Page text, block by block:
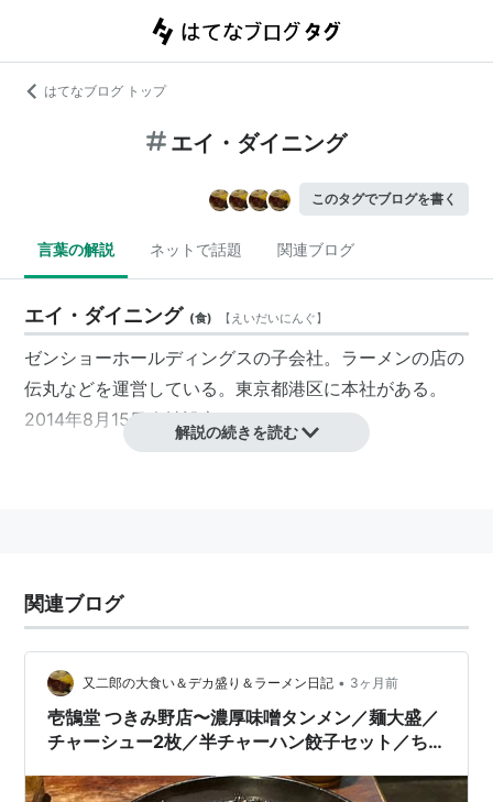
はてなブログ トップ
エイ・ダイニング
このタグでブログを書く
言葉の解説 ネットで話題 関連ブログ
エイ・ダイニング (食) 【 えいだいにんぐ】
ゼンショーホールディングスの子会社。ラーメンの店の
伝丸などを運営している。東京都港区に本社がある。
2014年8月15日会社設立。
解説の続きを読む
関連ブログ
又二郎の大食い＆デカ盛り＆ラーメン日記 • 3ヶ月前
壱鵠堂 つきみ野店〜濃厚味噌タンメン／麺大盛／
チャーシュー2枚／半チャーハン餃子セット／ち
イ・ダイニング／ゼンショーHD〜